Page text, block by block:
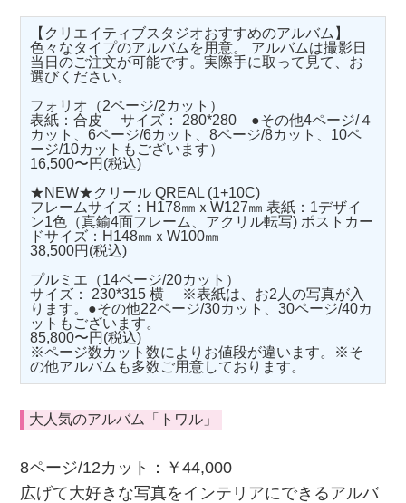
【クリエイティブスタジオおすすめのアルバム】
色々なタイプのアルバムを用意。 アルバムは撮影日
当日のご注文が可能です。実際手に取って見て、お
選びください。
フォリオ（2ページ/2カット）
表紙：合皮 サイズ： 280*280 ●その他4ページ/４
カット、6ページ/6カット、8ページ/8カット、10ペ
ージ/10カットもございます）
16,500〜円(税込)
★NEW★クリール QREAL (1+10C)
フレームサイズ：H178㎜ｘW127㎜ 表紙：1デザイ
ン1色（真鍮4面フレーム、アクリル転写) ポストカー
ドサイズ：H148㎜ｘW100㎜
38,500円(税込)
プルミエ（14ページ/20カット）
サイズ： 230*315 横 ※表紙は、お2人の写真が入
ります。●その他22ページ/30カット、30ページ/40カ
ットもございます。
85,800〜円(税込)
※ページ数カット数によりお値段が違います。※そ
の他アルバムも多数ご用意しております。
大人気のアルバム「トワル」
8ページ/12カット：￥44,000
広げて大好きな写真をインテリアにできるアルバ